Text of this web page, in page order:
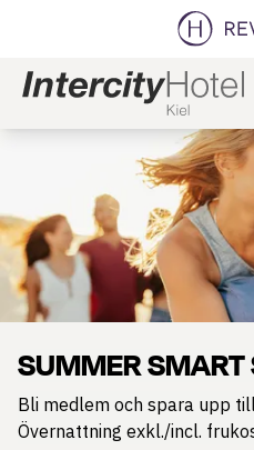
SUMMER SMART
Bli medlem och spara upp
Övernattning exkl./incl.